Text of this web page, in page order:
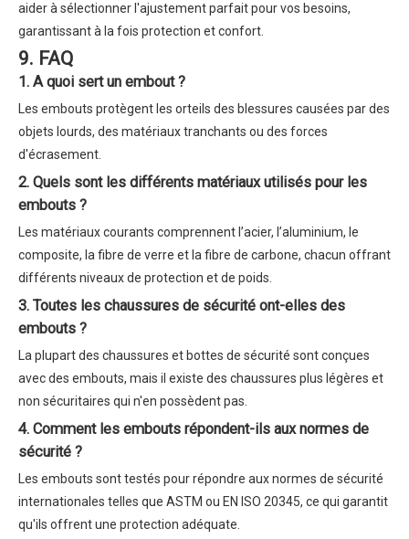
aider à sélectionner l'ajustement parfait pour vos besoins,
garantissant à la fois protection et confort.
9. FAQ
1. A quoi sert un embout ?
Les embouts protègent les orteils des blessures causées par des
objets lourds, des matériaux tranchants ou des forces
d'écrasement.
2. Quels sont les différents matériaux utilisés pour les
embouts ?
Les matériaux courants comprennent l’acier, l’aluminium, le
composite, la fibre de verre et la fibre de carbone, chacun offrant
différents niveaux de protection et de poids.
3. Toutes les chaussures de sécurité ont-elles des
embouts ?
La plupart des chaussures et bottes de sécurité sont conçues
avec des embouts, mais il existe des chaussures plus légères et
non sécuritaires qui n'en possèdent pas.
4. Comment les embouts répondent-ils aux normes de
sécurité ?
Les embouts sont testés pour répondre aux normes de sécurité
internationales telles que ASTM ou EN ISO 20345, ce qui garantit
qu'ils offrent une protection adéquate.